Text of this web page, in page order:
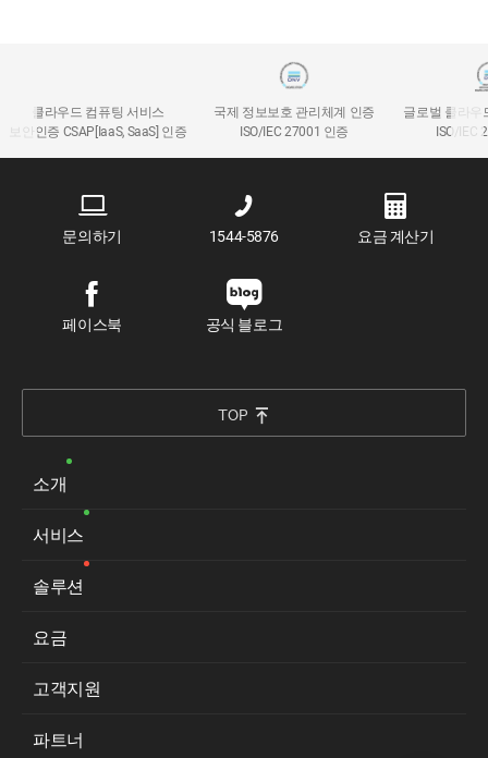
클라우드 컴퓨팅 서비스
보안인증 CSAP[IaaS, SaaS] 인증
국제 정보보호 관리체계 인증
ISO/IEC 27001 인증
글로벌 클라우
ISO/IEC
문의하기 1544-5876 요금 계산기
페이스북 공식 블로그
TOP
소개
서비스
솔루션
요금
고객지원
파트너